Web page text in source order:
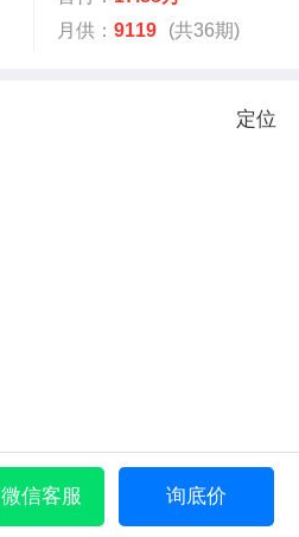
月供： 9119 (共36期)
定位
微信客服 询底价